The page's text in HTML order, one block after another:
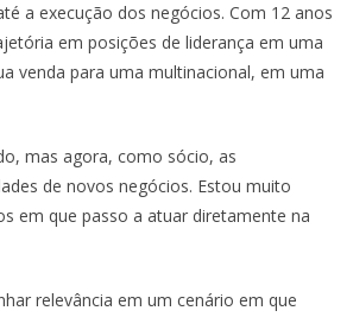
a execução dos negócios. Com 12 anos
em posições de liderança em uma
venda para uma multinacional, em uma
mas agora, como sócio, as
de novos negócios. Estou muito
em que passo a atuar diretamente na
relevância em um cenário em que